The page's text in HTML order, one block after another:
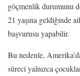
göçmenlik durumunu
21 yaşına geldiğinde
başvurusu yapabilir.
Bu nedenle,
süreci yalnızca